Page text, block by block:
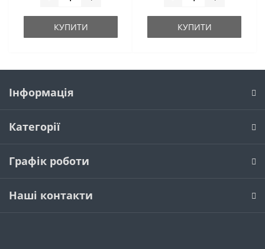
КУПИТИ КУПИТИ
Інформація
Категорії
Графік роботи
Наші контакти